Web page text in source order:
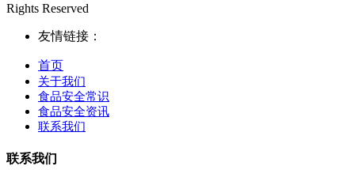
Rights Reserved
友情链接：
首页
关于我们
食品安全常识
食品安全资讯
联系我们
联系我们